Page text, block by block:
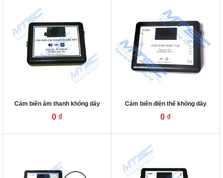
Cảm biến âm thanh không dây
0 ₫
Cảm biến điện thế không dây
0 ₫